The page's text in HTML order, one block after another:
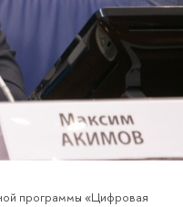
программы «Цифровая